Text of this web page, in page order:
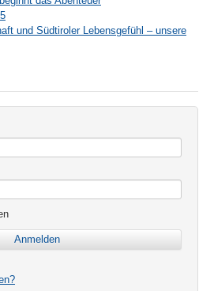
und Südtiroler Lebensgefühl – unsere